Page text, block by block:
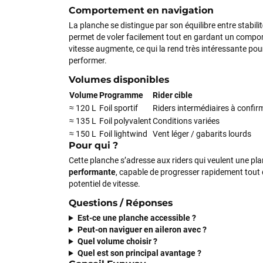
Comportement en navigation
La planche se distingue par son équilibre entre
permet de voler facilement tout en gardant un
vitesse augmente, ce qui la rend très intéressante
performer.
Volumes disponibles
VolumeProgramme
Rider cible
≈ 120 L
Foil sportif
Riders intermédiaires à
≈ 135 L
Foil polyvalentConditions variées
≈ 150 L
Foil lightwind Vent léger / gabarits lourds
Pour qui ?
Cette planche s’adresse aux riders qui veulent une
performante, capable de progresser rapidement
potentiel de vitesse.
Questions / Réponses
Est-ce une planche accessible ?
Peut-on naviguer en aileron avec ?
Quel volume choisir ?
Quel est son principal avantage ?